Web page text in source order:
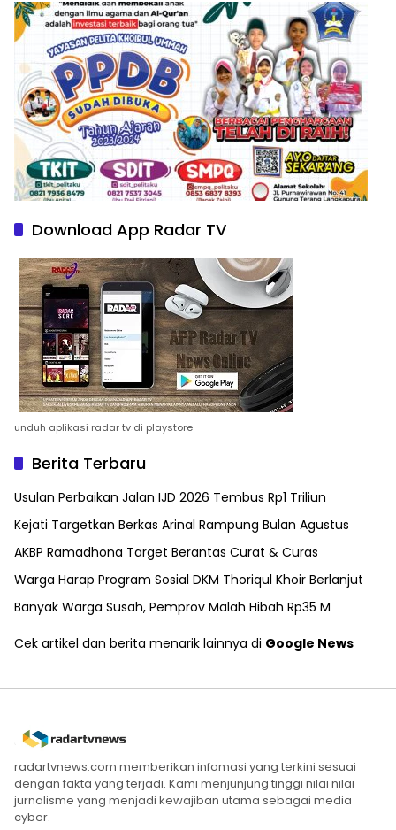
Download App Radar TV
unduh aplikasi radar tv di playstore
Berita Terbaru
Usulan Perbaikan Jalan IJD 2026 Tembus Rp1 Triliun
Kejati Targetkan Berkas Arinal Rampung Bulan Agustus
AKBP Ramadhona Target Berantas Curat & Curas
Warga Harap Program Sosial DKM Thoriqul Khoir Berlanjut
Banyak Warga Susah, Pemprov Malah Hibah Rp35 M
Cek artikel dan berita menarik lainnya di Google News
radartvnews.com memberikan infomasi yang terkini sesuai
dengan fakta yang terjadi. Kami menjunjung tinggi nilai nilai
jurnalisme yang menjadi kewajiban utama sebagai media
cyber.